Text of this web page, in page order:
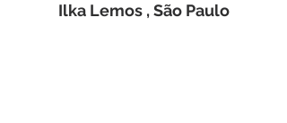
Ilka Lemos , São Paulo